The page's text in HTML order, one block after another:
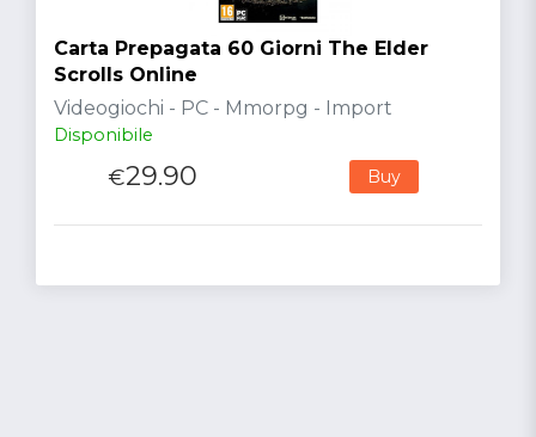
Carta Prepagata 60 Giorni The Elder
Scrolls Online
Videogiochi - PC - Mmorpg - Import
Disponibile
€29.90 Buy